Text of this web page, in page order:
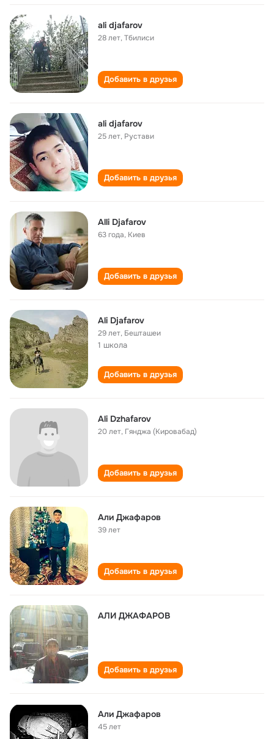
ali djafarov
28 лет,Тбилиси
Добавить в друзья
ali djafarov
25 лет, Рустави
Добавить в друзья
Alli Djafarov
63 года, Киев
Добавить в друзья
Ali Djafarov
29 лет, Бешташеи
1 школа
Добавить в друзья
Ali Dzhafarov
20 лет, Гянджа (Кировабад)
Добавить в друзья
Али Джафаров
39 лет
Добавить в друзья
АЛИ ДЖАФАРОВ
Добавить в друзья
Али Джафаров
45 лет